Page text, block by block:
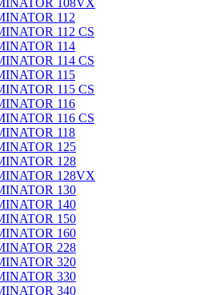
108VX
112
112 CS
114
114 CS
115
115 CS
116
116 CS
118
125
128
128VX
130
140
150
160
228
320
330
340